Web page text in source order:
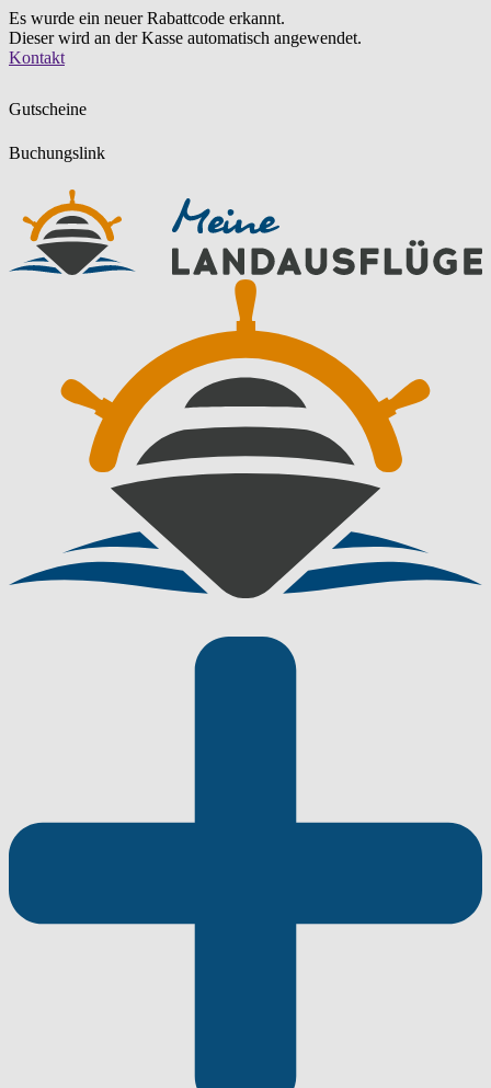
Es wurde ein neuer Rabattcode erkannt.
Dieser wird an der Kasse automatisch angewendet.
Zum
Kontakt
Gutscheine
Buchungslink